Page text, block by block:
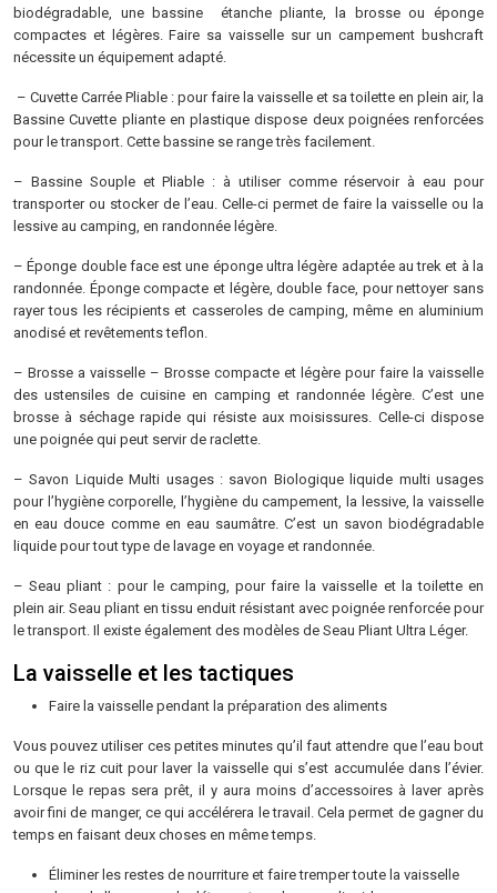
biodégradable, une bassine étanche pliante, la brosse ou éponge
compactes et légères. Faire sa vaisselle sur un campement bushcraft
nécessite un équipement adapté.
– Cuvette Carrée Pliable : pour faire la vaisselle et sa toilette en plein air, la
Bassine Cuvette pliante en plastique dispose deux poignées renforcées
pour le transport. Cette bassine se range très facilement.
– Bassine Souple et Pliable : à utiliser comme réservoir à eau pour
transporter ou stocker de l’eau. Celle-ci permet de faire la vaisselle ou la
lessive au camping, en randonnée légère.
– Éponge double face est une éponge ultra légère adaptée au trek et à la
randonnée. Éponge compacte et légère, double face, pour nettoyer sans
rayer tous les récipients et casseroles de camping, même en aluminium
anodisé et revêtements teflon.
– Brosse a vaisselle – Brosse compacte et légère pour faire la vaisselle
des ustensiles de cuisine en camping et randonnée légère. C’est une
brosse à séchage rapide qui résiste aux moisissures. Celle-ci dispose
une poignée qui peut servir de raclette.
– Savon Liquide Multi usages : savon Biologique liquide multi usages
pour l’hygiène corporelle, l’hygiène du campement, la lessive, la vaisselle
en eau douce comme en eau saumâtre. C’est un savon biodégradable
liquide pour tout type de lavage en voyage et randonnée.
– Seau pliant : pour le camping, pour faire la vaisselle et la toilette en
plein air. Seau pliant en tissu enduit résistant avec poignée renforcée pour
le transport. Il existe également des modèles de Seau Pliant Ultra Léger.
La vaisselle et les tactiques
Faire la vaisselle pendant la préparation des aliments
Vous pouvez utiliser ces petites minutes qu’il faut attendre que l’eau bout
ou que le riz cuit pour laver la vaisselle qui s’est accumulée dans l’évier.
Lorsque le repas sera prêt, il y aura moins d’accessoires à laver après
avoir fini de manger, ce qui accélérera le travail. Cela permet de gagner du
temps en faisant deux choses en même temps.
Éliminer les restes de nourriture et faire tremper toute la vaisselle